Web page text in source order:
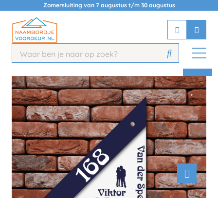
Zomersluiting van 7 augustus t/m 30 augustus
Chat 24/7 met onze chatbot voor
Contact